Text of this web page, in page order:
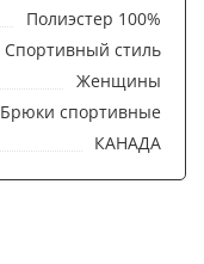
Полиэстер 100%
Спортивный стиль
Женщины
Брюки спортивные
КАНАДА